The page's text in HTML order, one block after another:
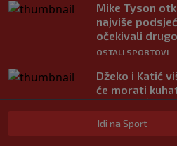
Mike Tyson
najviše
očekivali
OSTALI SPORTOVI
Džeko i Katić
će morati
|
Vodstvo FIFA-
Idi na Sport